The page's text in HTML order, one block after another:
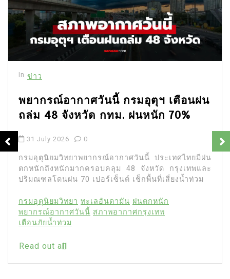
In ข่าว
พยากรณ์อากาศวันนี้ กรมอุตุฯ เตือนฝน
ถล่ม 48 จังหวัด กทม. ฝนหนัก 70%
31 July 2026 0
กรมอุตุนิยมวิทยาพยากรณ์อากาศวันนี้ ประเทศไทยมีฝน
ตกหนักถึงหนักมากครอบคลุม 48 จังหวัด กรุงเทพและ
ปริมณฑลโดนฝน 70 เปอร์เซ็นต์ เช็กพื้นที่เสี่ยงน้ำท่วม
กรมอุตุนิยมวิทยา ทะเลอันดามัน ฝนตกหนัก
พยากรณ์อากาศวันนี้ สภาพอากาศกรุงเทพ
เตือนภัยน้ำท่วม
Read out all